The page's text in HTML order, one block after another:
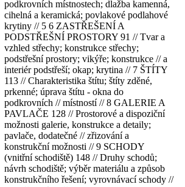
podkrovních místnostech; dlažba kamenná,
cihelná a keramická; povlakové podlahové
krytiny // 5 6 ZASTŘEŠENÍ A
PODSTŘEŠNÍ PROSTORY 91 // Tvar a
vzhled střechy; konstrukce střechy;
podstřešní prostory; vikýře; konstrukce // a
interiér podstřeší; okap; krytina // 7 ŠTÍTY
113 // Charakteristika štítu; štíty zděné,
prkenné; úprava štítu - okna do
podkrovních // místností // 8 GALERIE A
PAVLAČE 128 // Prostorové a dispoziční
možnosti galerie, konstrukce a detaily;
pavlače, dodatečné // zřizování a
konstrukční možnosti // 9 SCHODY
(vnitřní schodiště) 148 // Druhy schodů;
návrh schodiště; výběr materiálu a způsob
konstrukčního řešení; vyrovnávací schody //